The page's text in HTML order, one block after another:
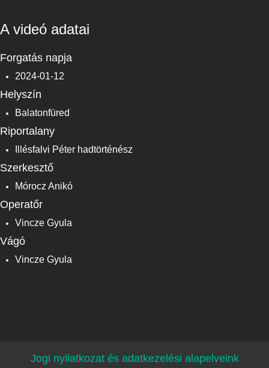
A videó adatai
Forgatás napja
2024-01-12
Helyszín
Balatonfüred
Riportalany
Illésfalvi Péter hadtörténész
Szerkesztő
Mórocz Anikó
Operatőr
Vincze Gyula
Vágó
Vincze Gyula
Jogi nyilatkozat és adatkezelési alapelveink